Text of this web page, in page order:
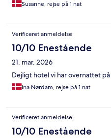
Susanne, rejse på 1 nat
Verificeret anmeldelse
10/10 Enestående
21. mar. 2026
Dejligt hotel vi har overnattet
Ina Nørdam, rejse på 1 nat
Verificeret anmeldelse
10/10 Enestående